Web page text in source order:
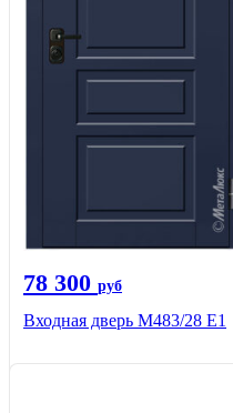
78 300 руб
Входная дверь М483/28 Е1